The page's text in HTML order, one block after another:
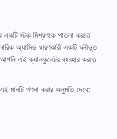
একটি স্টক মিশ্রণকে পাতলা করতে
অ্যাসিড ধারণকারী একটি ঘনীভূত
এই ক্যালকুলেটর ব্যবহার করতে
মানটি গণনা করার অনুমতি দেবে: